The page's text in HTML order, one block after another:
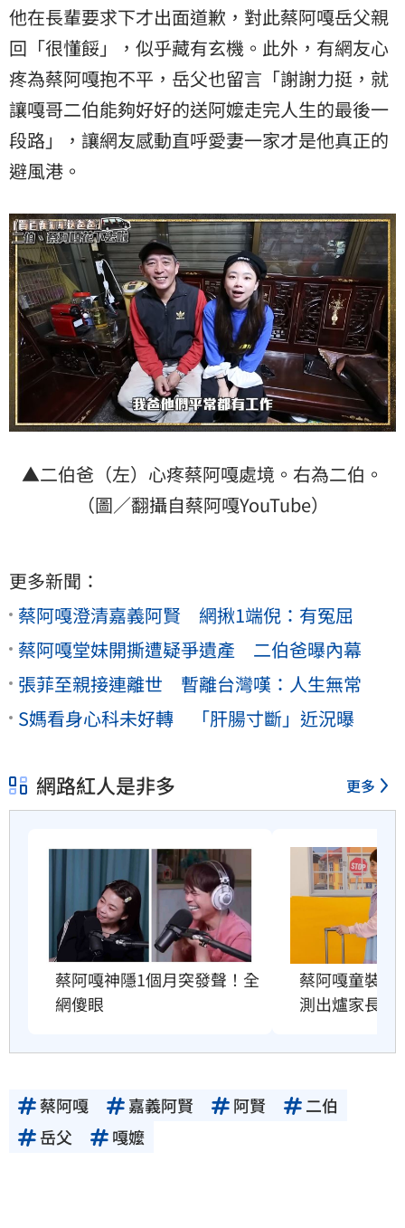
他在長輩要求下才出面道歉，對此蔡阿嘎岳父親
回「很懂餒」，似乎藏有玄機。此外，有網友心
疼為蔡阿嘎抱不平，岳父也留言「謝謝力挺，就
讓嘎哥二伯能夠好好的送阿嬤走完人生的最後一
段路」，讓網友感動直呼愛妻一家才是他真正的
避風港。
▲二伯爸（左）心疼蔡阿嘎處境。右為二伯。
（圖／翻攝自蔡阿嘎YouTube）
更多新聞：
蔡阿嘎澄清嘉義阿賢 網揪1端倪：有冤屈
蔡阿嘎堂妹開撕遭疑爭遺產 二伯爸曝內幕
張菲至親接連離世 暫離台灣嘆：人生無常
S媽看身心科未好轉 「肝腸寸斷」近況曝
網路紅人是非多 更多
蔡阿嘎神隱1個月突發聲！全
網傻眼
蔡阿嘎童裝爆
測出爐家長傻
蔡阿嘎 嘉義阿賢 阿賢
二伯
岳父
嘎嬤